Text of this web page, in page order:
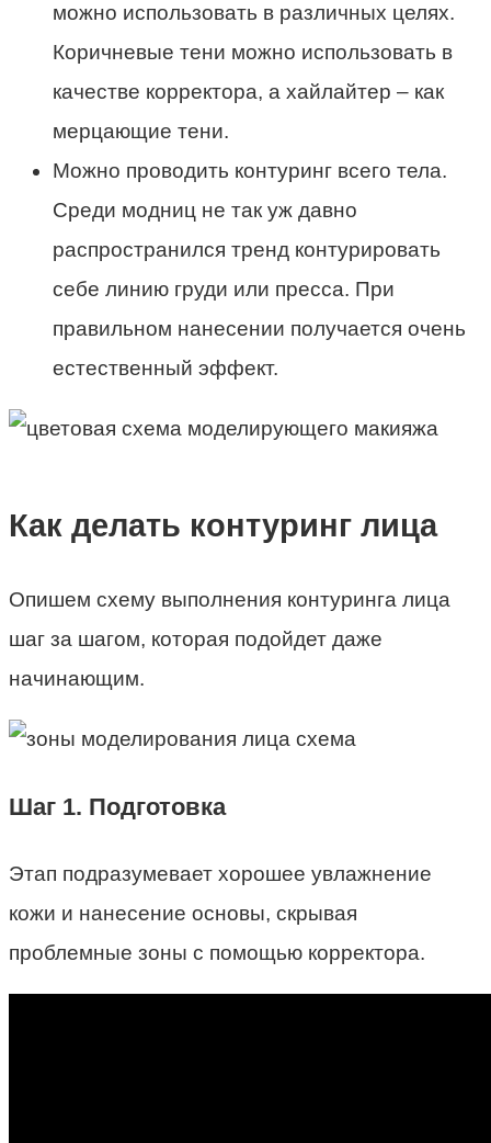
можно использовать в различных целях.
Коричневые тени можно использовать в
качестве корректора, а хайлайтер – как
мерцающие тени.
Можно проводить контуринг всего тела.
Среди модниц не так уж давно
распространился тренд контурировать
себе линию груди или пресса. При
правильном нанесении получается очень
естественный эффект.
Как делать контуринг лица
Опишем схему выполнения контуринга лица
шаг за шагом, которая подойдет даже
начинающим.
Шаг 1. Подготовка
Этап подразумевает хорошее увлажнение
кожи и нанесение основы, скрывая
проблемные зоны с помощью корректора.